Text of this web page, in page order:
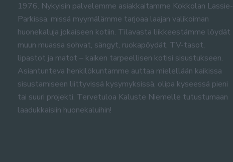
1976. Nykyisin palvelemme asiakkaitamme Kokkolan Lassie-
Parkissa, missä myymälämme tarjoaa laajan valikoiman
huonekaluja jokaiseen kotiin. Tilavasta liikkeestämme löydät
muun muassa sohvat, sängyt, ruokapöydät, TV-tasot,
lipastot ja matot – kaiken tarpeellisen kotisi sisustukseen.
Asiantunteva henkilökuntamme auttaa mielellään kaikissa
sisustamiseen liittyvissä kysymyksissä, olipa kyseessä pieni
tai suuri projekti. Tervetuloa Kaluste Niemelle tutustumaan
laadukkaisiin huonekaluihin!